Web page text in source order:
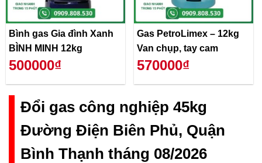
Bình gas Gia đình Xanh
BÌNH MINH 12kg
500000₫
Gas PetroLimex – 12kg
Van chụp, tay cam
570000₫
Đổi gas công nghiệp 45kg
Đường Điện Biên Phủ, Quận
Bình Thạnh tháng 08/2026